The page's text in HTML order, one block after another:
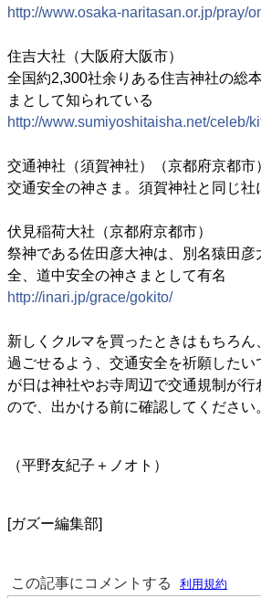
http://www.osaka-naritasan.or.jp/pray/
住吉大社（大阪府大阪市）
全国約2,300社余りある住吉神社の総
まとして知られている
http://www.sumiyoshitaisha.net/celeb/
交通神社（須賀神社）（京都府京都市
交通安全の神さま。須賀神社と同じ社
伏見稲荷大社（京都府京都市）
祭神である佐田彦大神は、別名猿田
全、道中安全の神さまとして有名
http://inari.jp/grace/gokito/
新しくクルマを買ったときはもちろ
過ごせるよう、交通安全を祈願したい
が日は神社やお寺周辺で交通規制が行
ので、出かける前に確認してください
（平野友紀子＋ノオト）
[ガズー編集部]